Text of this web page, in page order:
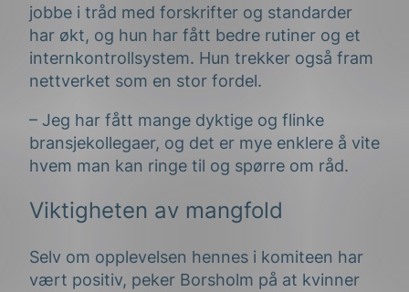
jobbe i tråd med forskrifter og standarder
har økt, og hun har fått bedre rutiner og et
internkontrollsystem. Hun trekker også fram
nettverket som en stor fordel.
– Jeg har fått mange dyktige og flinke
bransjekollegaer, og det er mye enklere å vite
hvem man kan ringe til og spørre om råd.
Viktigheten av mangfold
Selv om opplevelsen hennes i komiteen har
vært positiv, peker Borsholm på at kvinner